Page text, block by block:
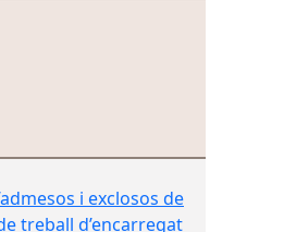
i exclosos de
treball d’encarregat